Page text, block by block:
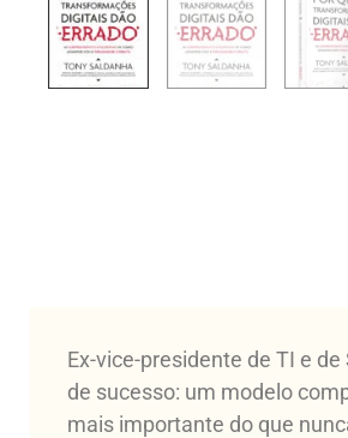
Ex-vice-presidente de TI e
de sucesso: um modelo
mais importante do que